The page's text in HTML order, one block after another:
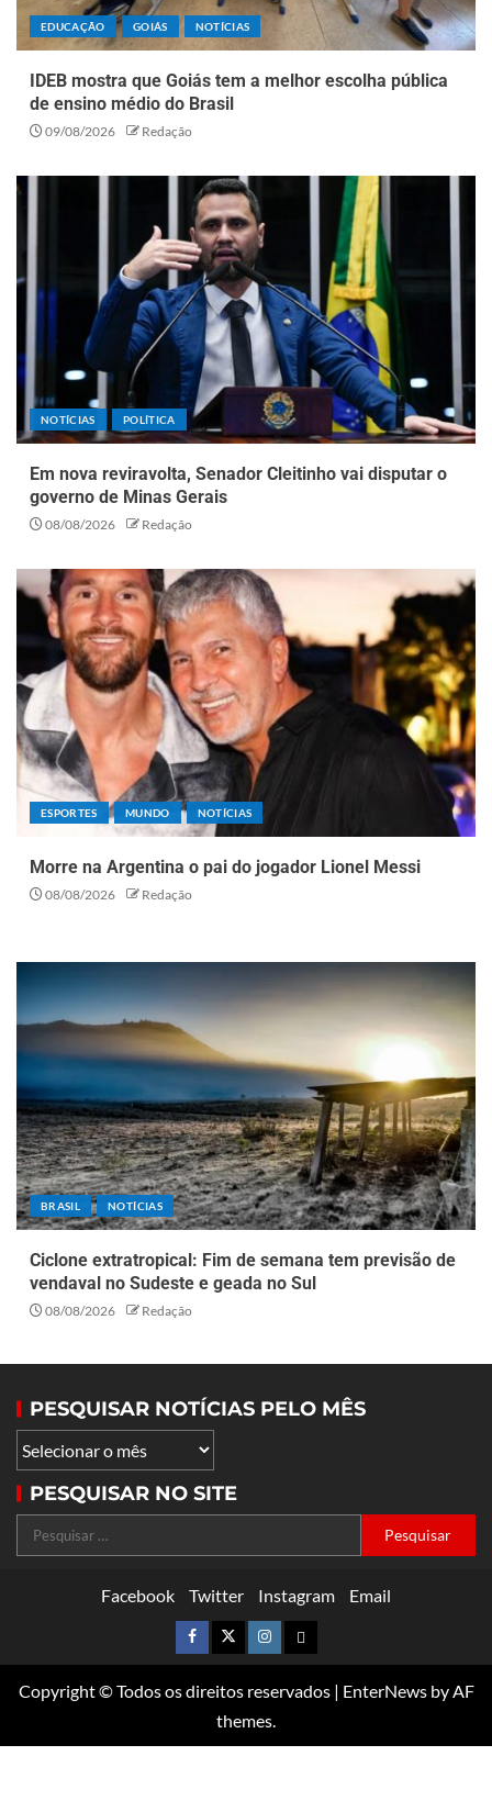
EDUCAÇÃO GOIÁS NOTÍCIAS
IDEB mostra que Goiás tem a melhor escolha pública
de ensino médio do Brasil
09/08/2026 Redação
NOTÍCIAS POLÍTICA
Em nova reviravolta, Senador Cleitinho vai disputar o
governo de Minas Gerais
08/08/2026 Redação
ESPORTES MUNDO NOTÍCIAS
Morre na Argentina o pai do jogador Lionel Messi
08/08/2026 Redação
BRASIL NOTÍCIAS
Ciclone extratropical: Fim de semana tem previsão de
vendaval no Sudeste e geada no Sul
08/08/2026 Redação
PESQUISAR NOTÍCIAS PELO MÊS
PESQUISAR NO SITE
Facebook Twitter Instagram Email
Copyright © Todos os direitos reservados | EnterNewsby AF
themes.